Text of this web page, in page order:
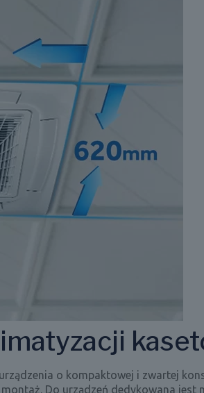
o kompaktowej i zwartej
Do urządzeń dedykowana jest